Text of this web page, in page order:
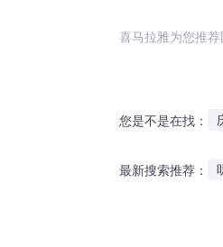
喜马拉雅为您推
您是不是在找：
最新搜索推荐：